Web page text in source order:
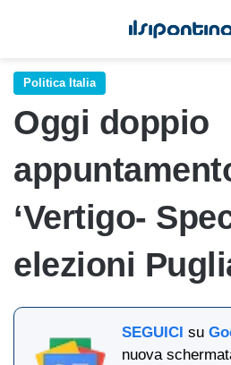
Politica Italia
Oggi doppio
‘Vertigo-
elezioni
SEGUICI su
nuova